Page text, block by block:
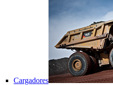
Cargadores